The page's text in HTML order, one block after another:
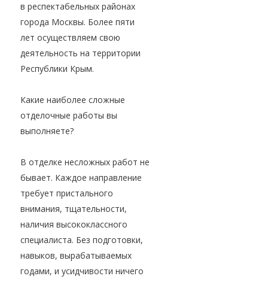
в респектабельных районах
города Москвы. Более пяти
лет осуществляем свою
деятельность на территории
Республики Крым.
Какие наиболее сложные
отделочные работы вы
выполняете?
В отделке несложных работ не
бывает. Каждое направление
требует пристального
внимания, тщательности,
наличия высококлассного
специалиста. Без подготовки,
навыков, вырабатываемых
годами, и усидчивости ничего